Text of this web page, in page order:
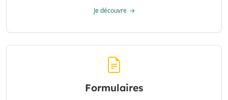
Je découvre
Formulaires